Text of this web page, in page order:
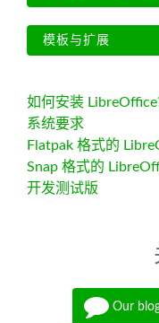
模板与扩展
如何安装
系统要求
Flatpak 格式的
Snap 格式的
开发测试版
Our